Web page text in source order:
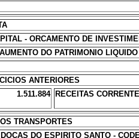
- ORCAMENTO DE
DO PATRIMONIO LIQUIDO
ANTERIORES
1.511.884 RECEITAS
TRANSPORTES
DO ESPIRITO SANTO -